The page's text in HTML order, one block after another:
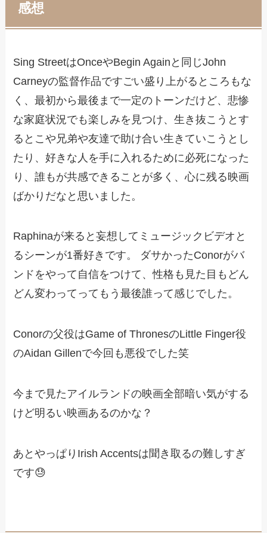
感想
Sing StreetはOnceやBegin Againと同じJohn
Carneyの監督作品ですごい盛り上がるところもな
く、最初から最後まで一定のトーンだけど、悲惨
な家庭状況でも楽しみを見つけ、生き抜こうとす
るとこや兄弟や友達で助け合い生きていこうとし
たり、好きな人を手に入れるために必死になった
り、誰もが共感できることが多く、心に残る映画
ばかりだなと思いました。
Raphinaが来ると妄想してミュージックビデオと
るシーンが1番好きです。 ダサかったConorがバ
ンドをやって自信をつけて、性格も見た目もどん
どん変わってってもう最後誰って感じでした。
Conorの父役はGame of ThronesのLittle Finger役
のAidan Gillenで今回も悪役でした笑
今まで見たアイルランドの映画全部暗い気がする
けど明るい映画あるのかな？
あとやっぱりIrish Accentsは聞き取るの難しすぎ
です😓